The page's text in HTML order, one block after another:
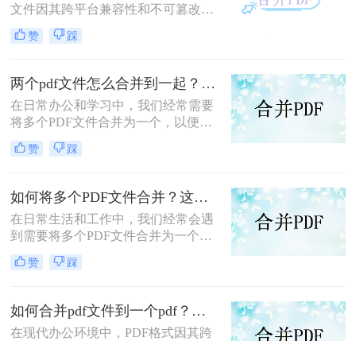
文件因其跨平台兼容性和不可篡改性
而广受欢迎。然而，当需要处理多个
PDF文件时，将它们合并成一个文件
两个PDF文件呢？本文将介绍三种合
并PDF文件的方法。
赞 踩
两个pdf文件怎么合并到一起？这三种合并方法超实用！
在日常办公和学习中，我们经常需要
将多个PDF文件合并为一个，以便于
阅读、分享或存档。那么两个pdf文件
怎么合并到一起呢？本文将介绍三种
赞 踩
如何将多个PDF文件合并？这两个高效方法帮你解决！
在日常生活和工作中，我们经常会遇
到需要将多个PDF文件合并为一个的
情况，以便于查阅、分享或存档。那
么如何将多个PDF文件合并呢？本文
赞 踩
如何合并pdf文件到一个pdf？分享三种不同的方法来帮助您轻松合并！
在现代办公环境中，PDF格式因其跨